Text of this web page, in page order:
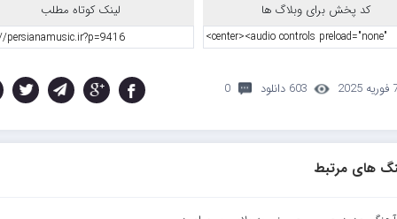
کد پخش برای وبلاگ ها لینک کوتاه مطلب
2025 603 دانلود 0
های مرتبط